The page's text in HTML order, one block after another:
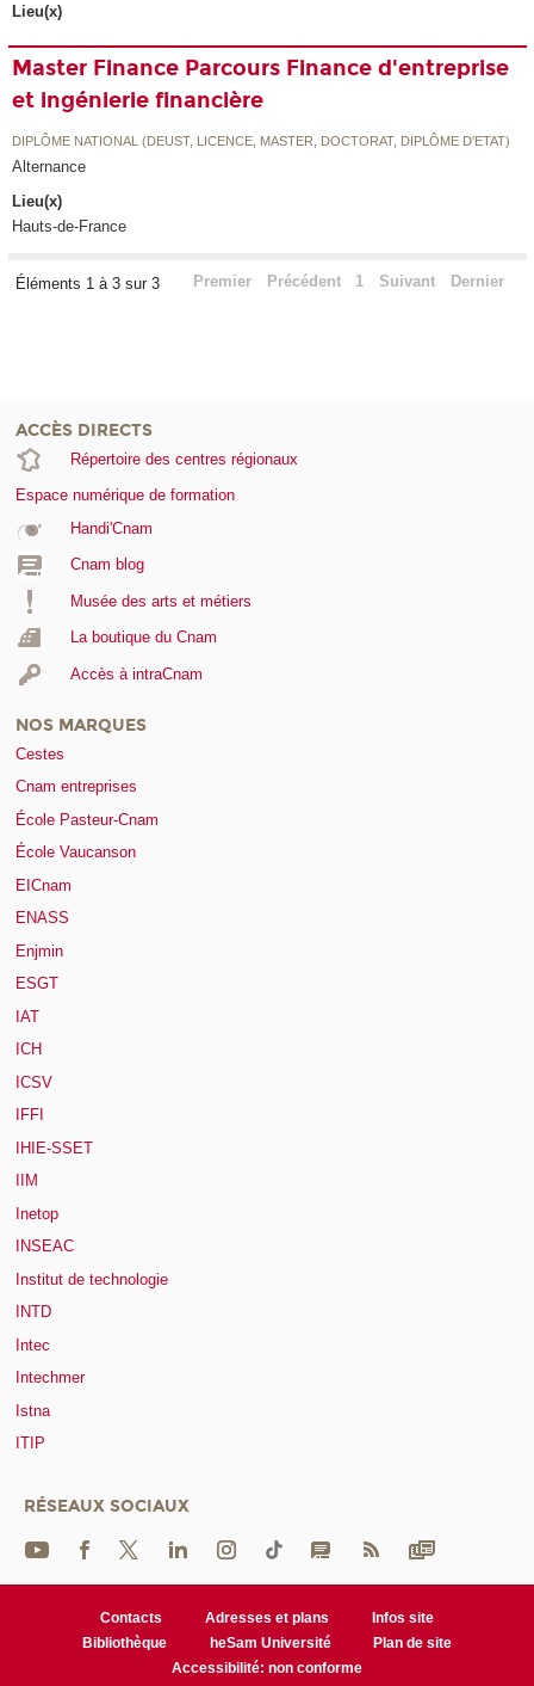
Lieu(x)
Master Finance Parcours Finance d'entreprise
et ingénierie financière
DIPLÔME NATIONAL (DEUST, LICENCE, MASTER, DOCTORAT, DIPLÔME D'ETAT)
Alternance
Lieu(x)
Hauts-de-France
Éléments 1 à 3 sur 3 Premier Précédent 1 Suivant Dernier
ACCÈS DIRECTS
Répertoire des centres régionaux
Espace numérique de formation
Handi'Cnam
Cnam blog
Musée des arts et métiers
La boutique du Cnam
Accès à intraCnam
NOS MARQUES
Cestes
Cnam entreprises
École Pasteur-Cnam
École Vaucanson
EICnam
ENASS
Enjmin
ESGT
IAT
ICH
ICSV
IFFI
IHIE-SSET
IIM
Inetop
INSEAC
Institut de technologie
INTD
Intec
Intechmer
Istna
ITIP
RÉSEAUX SOCIAUX
Contacts Adresses et plans
Infos site
Bibliothèque
heSam Université
Plan de site
Accessibilité: non conforme